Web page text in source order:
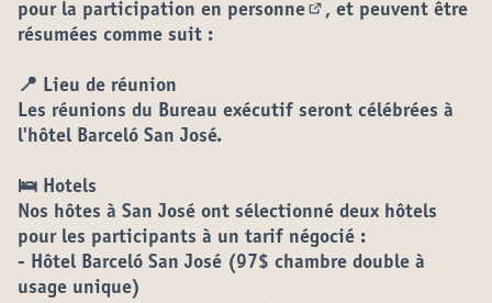
pour la participation en personne
(Lien externe)
, et peuvent être
résumées comme suit :
📍 Lieu de réunion
Les réunions du Bureau exécutif seront célébrées à
l'hôtel Barceló San José.
🛌 Hotels
Nos hôtes à San José ont sélectionné deux hôtels
pour les participants à un tarif négocié :
- Hôtel Barceló San José (97$ chambre double à
usage unique)